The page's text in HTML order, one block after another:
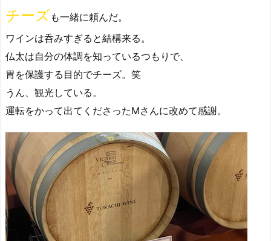
チーズ も一緒に頼んだ。
ワインは呑みすぎると結構来る。
仏太は自分の体調を知っているつもりで、
胃を保護する目的でチーズ。笑
うん、観光している。
運転をかって出てくださったMさんに改めて感謝。